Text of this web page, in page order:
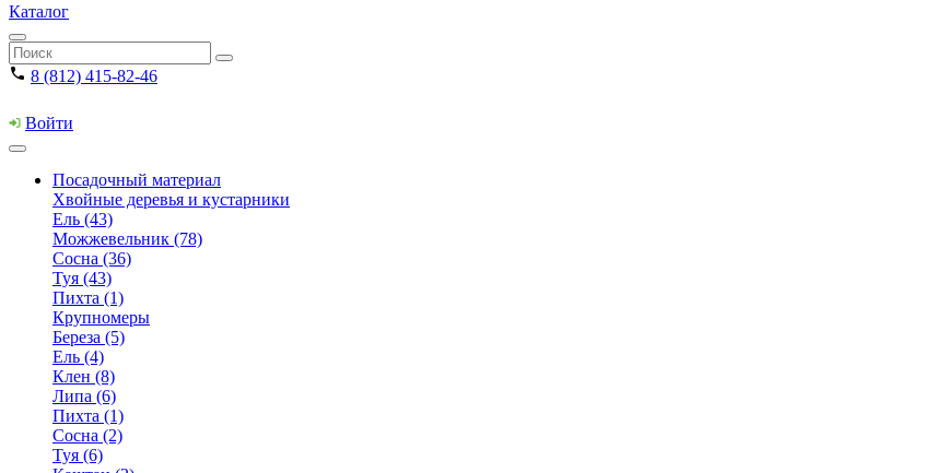
Каталог
8 (812) 415-82-46
Войти
Посадочный материал
Хвойные деревья и кустарники
Ель (43)
Можжевельник (78)
Сосна (36)
Туя (43)
Пихта (1)
Крупномеры
Береза (5)
Ель (4)
Клен (8)
Липа (6)
Пихта (1)
Сосна (2)
Туя (6)